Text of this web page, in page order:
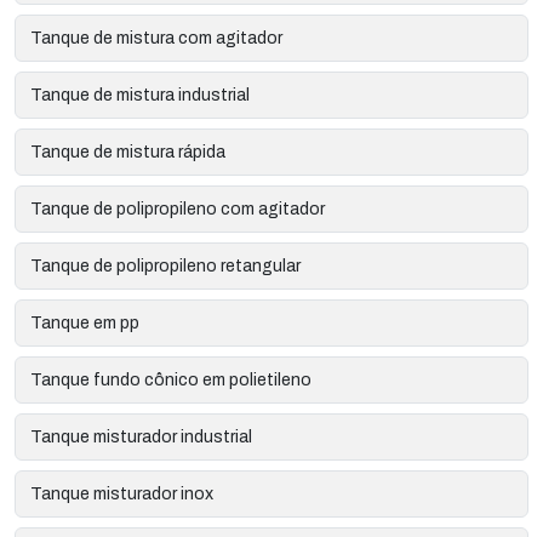
Tanque de mistura com agitador
Tanque de mistura industrial
Tanque de mistura rápida
Tanque de polipropileno com agitador
Tanque de polipropileno retangular
Tanque em pp
Tanque fundo cônico em polietileno
Tanque misturador industrial
Tanque misturador inox